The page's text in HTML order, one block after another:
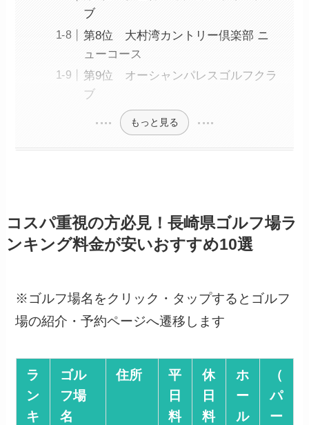
ブ
第8位 大村湾カントリー倶楽部 ニ
ューコース
第9位 オーシャンパレスゴルフクラ
ブ
もっと見る
コスパ重視の方必見！長崎県ゴルフ場ラ
ンキング料金が安いおすすめ10選
※ゴルフ場名をクリック・タップするとゴルフ
場の紹介・予約ページへ遷移します
ラ
ン
キ
ゴル
フ場
名
住所
平
日
料
休
日
料
ホ
ー
ル
（
パ
ー